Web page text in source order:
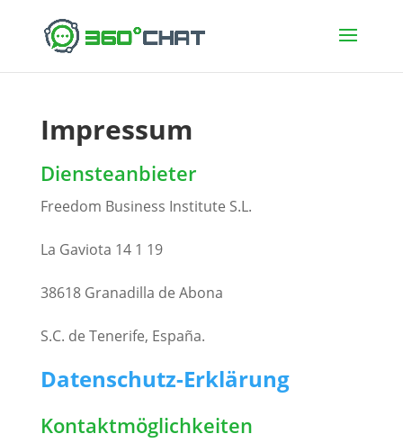
Impressum
Diensteanbieter
Freedom Business Institute S.L.
La Gaviota 14 1 19
38618 Granadilla de Abona
S.C. de Tenerife, España.
Datenschutz-Erklärung
Kontaktmöglichkeiten